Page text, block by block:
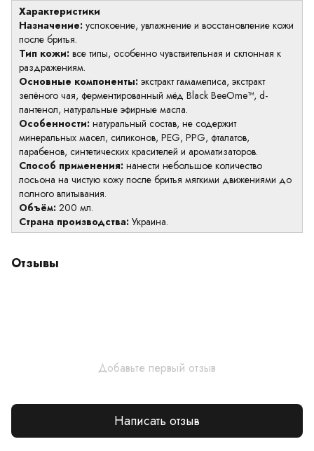
Характеристики
Назначение: успокоение, увлажнение и восстановление кожи
после бритья.
Тип кожи: все типы, особенно чувствительная и склонная к
раздражениям.
Основные компоненты: экстракт гамамелиса, экстракт
зелёного чая, ферментированный мёд Black BeeOme™, d-
пантенол, натуральные эфирные масла.
Особенности: натуральный состав, не содержит
минеральных масел, силиконов, PEG, PPG, фталатов,
парабенов, синтетических красителей и ароматизаторов.
Способ применения: нанести небольшое количество
лосьона на чистую кожу после бритья мягкими движениями до
полного впитывания.
Объём: 200 мл.
Страна производства: Украина.
Отзывы
Добавьте первый отзыв
Написать отзыв